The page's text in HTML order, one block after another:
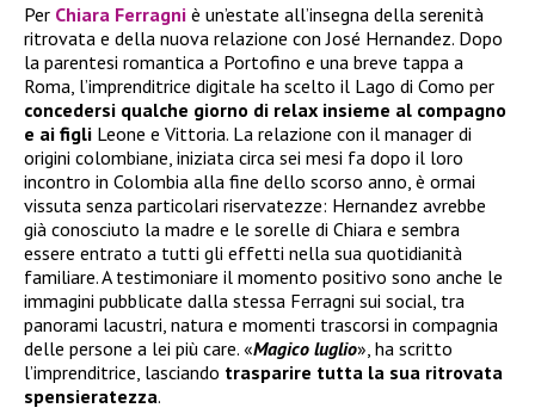
Per Chiara Ferragni è un’estate all’insegna della serenità
ritrovata e della nuova relazione con José Hernandez. Dopo
la parentesi romantica a Portofino e una breve tappa a
Roma, l’imprenditrice digitale ha scelto il Lago di Como per
concedersi qualche giorno di relax insieme al compagno
e ai figli Leone e Vittoria. La relazione con il manager di
origini colombiane, iniziata circa sei mesi fa dopo il loro
incontro in Colombia alla fine dello scorso anno, è ormai
vissuta senza particolari riservatezze: Hernandez avrebbe
già conosciuto la madre e le sorelle di Chiara e sembra
essere entrato a tutti gli effetti nella sua quotidianità
familiare. A testimoniare il momento positivo sono anche le
immagini pubblicate dalla stessa Ferragni sui social, tra
panorami lacustri, natura e momenti trascorsi in compagnia
delle persone a lei più care. «Magico luglio», ha scritto
l’imprenditrice, lasciando trasparire tutta la sua ritrovata
spensieratezza.